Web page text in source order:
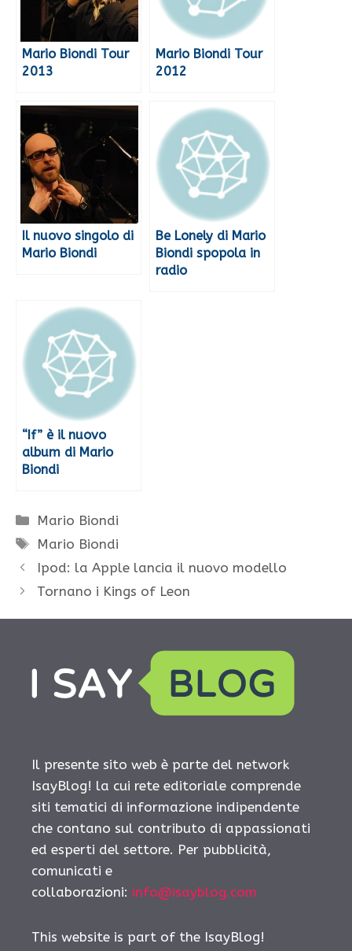
Mario Biondi Tour
2013
Mario Biondi Tour
2012
Il nuovo singolo di
Mario Biondi
Be Lonely di Mario
Biondi spopola in
radio
“If” è il nuovo
album di Mario
Biondi
Categorie
Mario Biondi
Tag
Mario Biondi
Ipod: la Apple lancia il nuovo modello
Tornano i Kings of Leon
Il presente sito web è parte del network
IsayBlog! la cui rete editoriale comprende
siti tematici di informazione indipendente
che contano sul contributo di appassionati
ed esperti del settore. Per pubblicità,
comunicati e
collaborazioni: info@isayblog.com
This website is part of the IsayBlog!